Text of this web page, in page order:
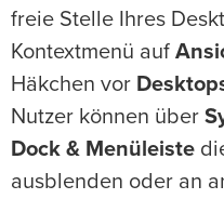
freie Stelle Ihres
Kontextmenü auf
Häkchen vor
Nutzer können über
Dock & Menüleiste
ausblenden oder an